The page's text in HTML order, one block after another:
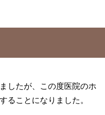
したが、この度医院のホ
ることになりました。